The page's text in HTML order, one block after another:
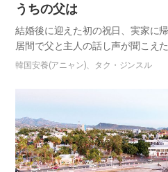
うちの父は
結婚後に迎えた初の祝日、実家に
居間で父と主人の話し声が聞こえ
に聞いた。 「父とどんな話をした
韓国安養(アニャン)、タク・ジンスル